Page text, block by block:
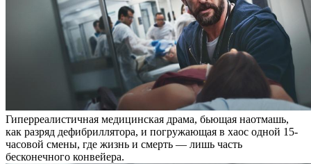
Гиперреалистичная медицинская драма, бьющая наотмашь,
как разряд дефибриллятора, и погружающая в хаос одной 15-
часовой смены, где жизнь и смерть — лишь часть
бесконечного конвейера.